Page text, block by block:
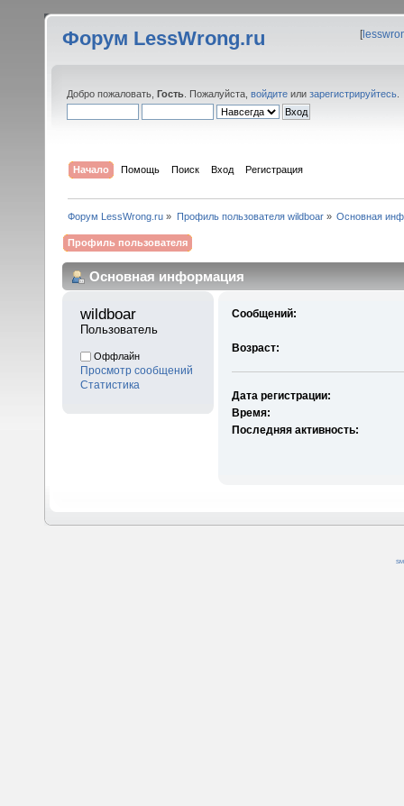
Форум LessWrong.ru [
Добро пожаловать, Гость . Пожалуйста, войдите или зарегистрируйтесь
Начало Помощь Поиск Вход Регистрация
Форум LessWrong.ru » Профиль пользователя wildboar» Основная
Профиль пользователя
Основная информация
wildboar
Пользователь
Оффлайн
Просмотр сообщений
Статистика
Сообщений:
Возраст:
Дата регистрации:
Время:
Последняя активность: